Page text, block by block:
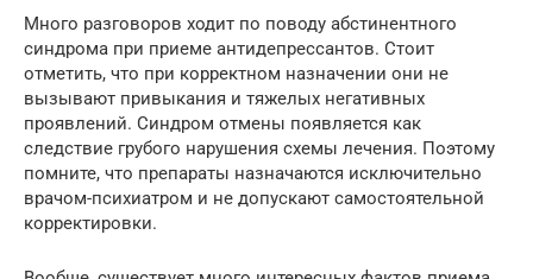
Много разговоров ходит по поводу абстинентного
синдрома при приеме антидепрессантов. Стоит
отметить, что при корректном назначении они не
вызывают привыкания и тяжелых негативных
проявлений. Синдром отмены появляется как
следствие грубого нарушения схемы лечения. Поэтому
помните, что препараты назначаются исключительно
врачом-психиатром и не допускают самостоятельной
корректировки.